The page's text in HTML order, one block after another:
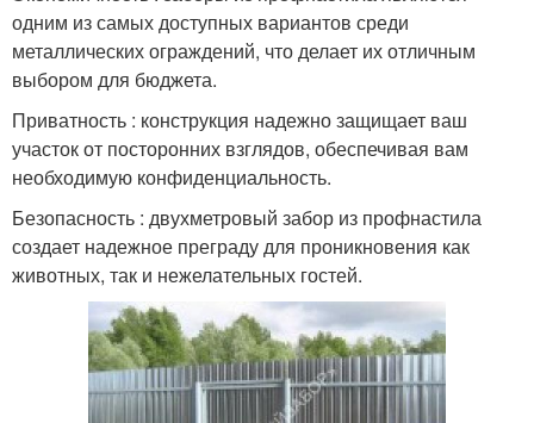
одним из самых доступных вариантов среди
металлических ограждений, что делает их отличным
выбором для бюджета.
Приватность : конструкция надежно защищает ваш
участок от посторонних взглядов, обеспечивая вам
необходимую конфиденциальность.
Безопасность : двухметровый забор из профнастила
создает надежное преграду для проникновения как
животных, так и нежелательных гостей.